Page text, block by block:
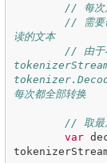
// 每次
// 需要
读的文本
// 由于
tokenizerStream
每次都全部转换
// 取最
var